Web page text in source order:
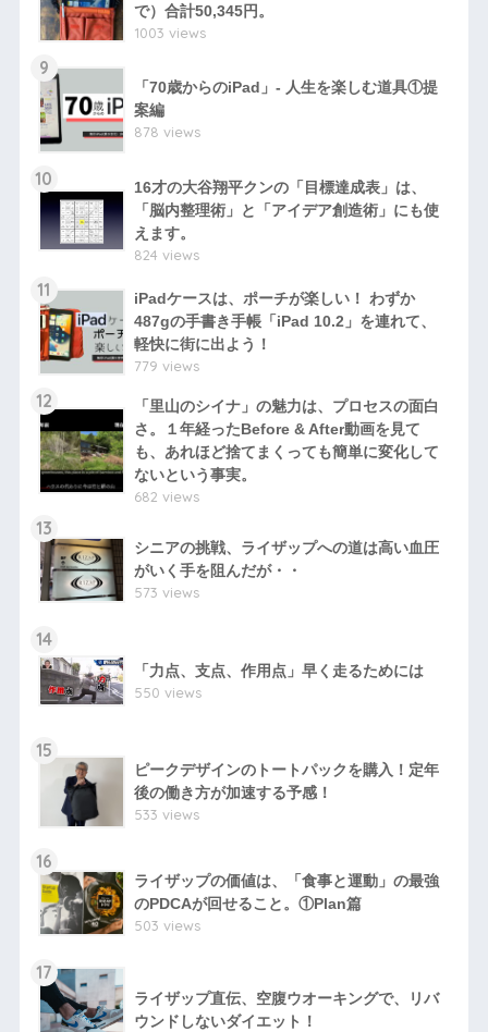
で）合計50,345円。
1003 views
9
「70歳からのiPad」- 人生を楽しむ道具①提
案編
878 views
10
16才の大谷翔平クンの「目標達成表」は、
「脳内整理術」と「アイデア創造術」にも使
えます。
824 views
11
iPadケースは、ポーチが楽しい！ わずか
487gの手書き手帳「iPad 10.2」を連れて、
軽快に街に出よう！
779 views
12
「里山のシイナ」の魅力は、プロセスの面白
さ。１年経ったBefore & After動画を見て
も、あれほど捨てまくっても簡単に変化して
ないという事実。
682 views
13
シニアの挑戦、ライザップへの道は高い血圧
がいく手を阻んだが・・
573 views
14
「力点、支点、作用点」早く走るためには
550 views
15
ピークデザインのトートパックを購入！定年
後の働き方が加速する予感！
533 views
16
ライザップの価値は、「食事と運動」の最強
のPDCAが回せること。①Plan篇
503 views
17
ライザップ直伝、空腹ウオーキングで、リバ
ウンドしないダイエット！